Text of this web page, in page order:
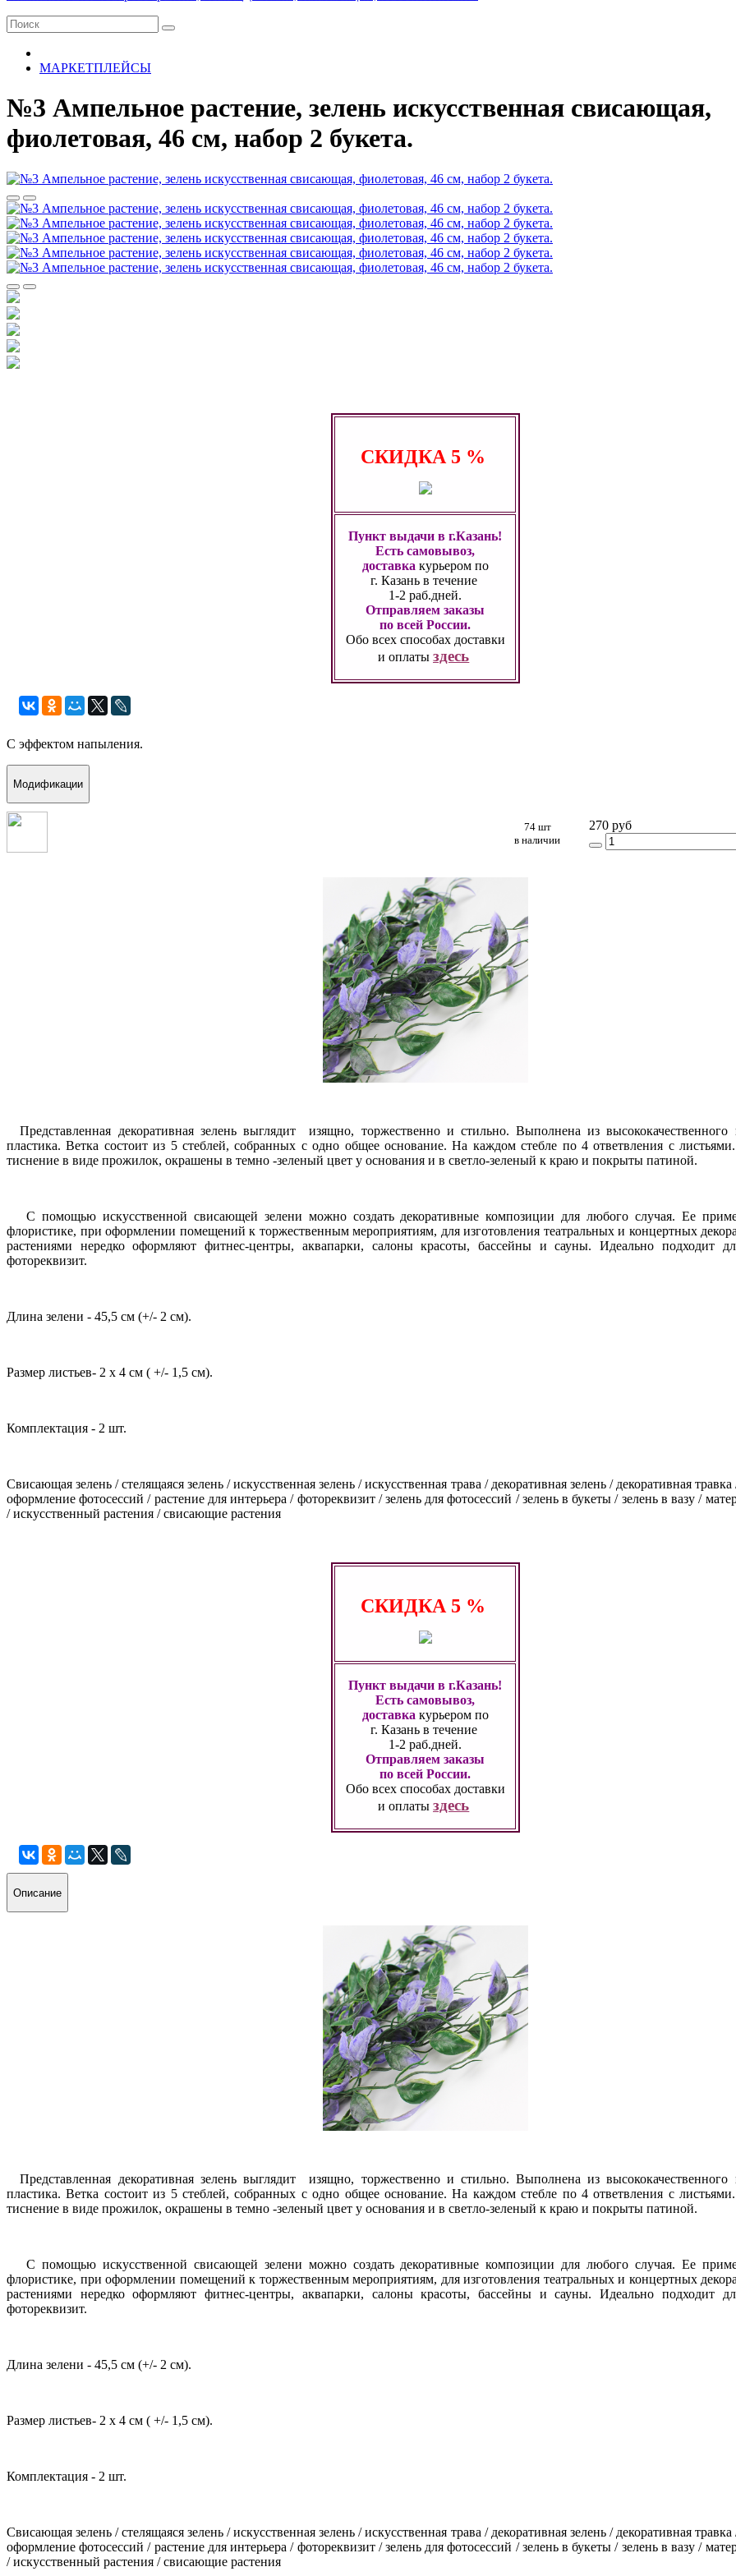
МАРКЕТПЛЕЙСЫ
№3 Ампельное растение, зелень искусственная свисающая,
фиолетовая, 46 см, набор 2 букета.
СКИДКА 5 %
Пункт выдачи в г.Казань!
Есть самовывоз,
доставка курьером по
г. Казань в течение
1-2 раб.дней.
Отправляем заказы
по всей России.
Обо всех способах доставки
и оплатыздесь
С эффектом напыления.
Модификации
74 шт
в наличии
270 руб
Представленная декоративная зелень выглядит изящно, торжественно и стильно. Выполнена из высококачественного
пластика. Ветка состоит из 5 стеблей, собранных с одно общее основание. На каждом стебле по 4 ответвления с
тиснение в виде прожилок, окрашены в темно -зеленый цвет у основания и в светло-зеленый к краю и покрыты патиной.
С помощью искусственной свисающей зелени можно создать декоративные композиции для любого случая. Ее
флористике, при оформлении помещений к торжественным мероприятиям, для изготовления театральных и концертных
растениями нередко оформляют фитнес-центры, аквапарки, салоны красоты, бассейны и сауны. Идеально подходит
фотореквизит.
Длина зелени - 45,5 см (+/- 2 см).
Размер листьев- 2 х 4 см ( +/- 1,5 см).
Комплектация - 2 шт.
Свисающая зелень / стелящаяся зелень / искусственная зелень / искусственная трава / декоративная зелень / декоративная
оформление фотосессий / растение для интерьера / фотореквизит / зелень для фотосессий / зелень в букеты / зелень в вазу /
/ искусственный растения / свисающие растения
СКИДКА 5 %
Пункт выдачи в г.Казань!
Есть самовывоз,
доставка курьером по
г. Казань в течение
1-2 раб.дней.
Отправляем заказы
по всей России.
Обо всех способах доставки
и оплатыздесь
Описание
Представленная декоративная зелень выглядит изящно, торжественно и стильно. Выполнена из высококачественного
пластика. Ветка состоит из 5 стеблей, собранных с одно общее основание. На каждом стебле по 4 ответвления с
тиснение в виде прожилок, окрашены в темно -зеленый цвет у основания и в светло-зеленый к краю и покрыты патиной.
С помощью искусственной свисающей зелени можно создать декоративные композиции для любого случая. Ее
флористике, при оформлении помещений к торжественным мероприятиям, для изготовления театральных и концертных
растениями нередко оформляют фитнес-центры, аквапарки, салоны красоты, бассейны и сауны. Идеально подходит
фотореквизит.
Длина зелени - 45,5 см (+/- 2 см).
Размер листьев- 2 х 4 см ( +/- 1,5 см).
Комплектация - 2 шт.
Свисающая зелень / стелящаяся зелень / искусственная зелень / искусственная трава / декоративная зелень / декоративная
оформление фотосессий / растение для интерьера / фотореквизит / зелень для фотосессий / зелень в букеты / зелень в вазу /
/ искусственный растения / свисающие растения